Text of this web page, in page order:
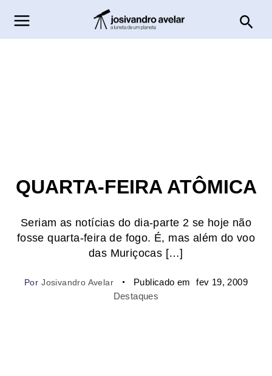
para
o
QUARTA-FEIRA ATÔMICA
Seriam as notícias do dia-parte 2 se hoje não
fosse quarta-feira de fogo. É, mas além do voo
das Muriçocas […]
Por Josivandro Avelar Publicado em
fev 19, 2009
Destaques